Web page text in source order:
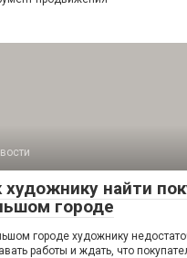
художнику найти
городе
городе художнику
работы и ждать, что